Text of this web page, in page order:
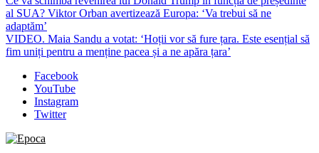
al SUA? Viktor Orban avertizează Europa: ‘Va trebui să ne
adaptăm’
VIDEO. Maia Sandu a votat: ‘Hoții vor să fure țara. Este esențial să
fim uniți pentru a menține pacea și a ne apăra țara’
Facebook
YouTube
Instagram
Twitter